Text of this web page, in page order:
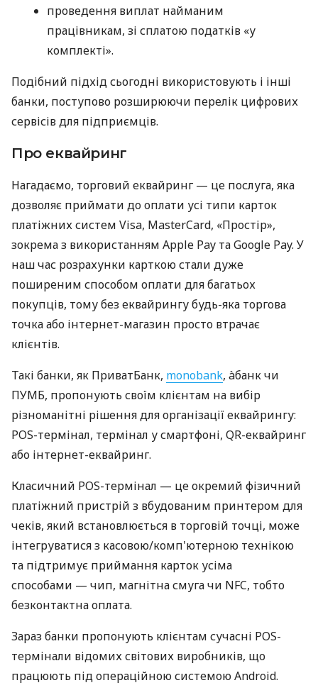
проведення виплат найманим
працівникам, зі сплатою податків «у
комплекті».
Подібний підхід сьогодні використовують і інші
банки, поступово розширюючи перелік цифрових
сервісів для підприємців.
Про еквайринг
Нагадаємо, торговий еквайринг — це послуга, яка
дозволяє приймати до оплати усі типи карток
платіжних систем Visa, MasterCard, «Простір»,
зокрема з використанням Apple Pay та Google Pay. У
наш час розрахунки карткою стали дуже
поширеним способом оплати для багатьох
покупців, тому без еквайрингу будь-яка торгова
точка або інтернет-магазин просто втрачає
клієнтів.
Такі банки, як ПриватБанк, monobank, àбанк чи
ПУМБ, пропонують своїм клієнтам на вибір
різноманітні рішення для організації еквайрингу:
POS-термінал, термінал у смартфоні, QR-еквайринг
або інтернет-еквайринг.
Класичний POS-термінал — це окремий фізичний
платіжний пристрій з вбудованим принтером для
чеків, який встановлюється в торговій точці, може
інтегруватися з касовою/комп'ютерною технікою
та підтримує приймання карток усіма
способами — чип, магнітна смуга чи NFC, тобто
безконтактна оплата.
Зараз банки пропонують клієнтам сучасні POS-
термінали відомих світових виробників, що
працюють під операційною системою Android.